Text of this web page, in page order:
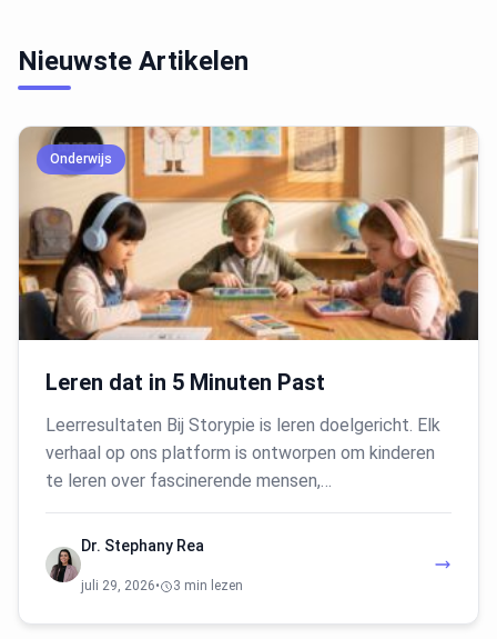
Nieuwste Artikelen
Onderwijs
Leren dat in 5 Minuten Past
Leerresultaten Bij Storypie is leren doelgericht. Elk
verhaal op ons platform is ontworpen om kinderen
te leren over fascinerende mensen,…
Dr. Stephany Rea
juli 29, 2026• 3 min lezen